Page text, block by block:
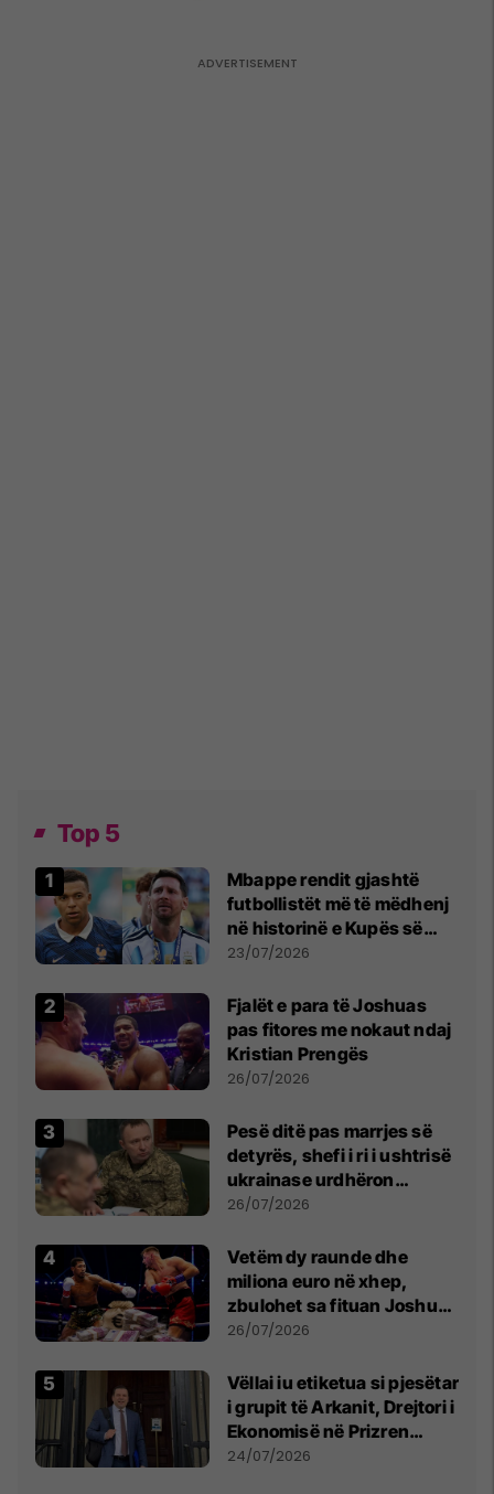
Top 5
Mbappe rendit gjashtë
futbollistët më të mëdhenj
në historinë e Kupës së
Botës, Messi mbetet i dyti
23/07/2026
Fjalët e para të Joshuas
pas fitores me nokaut ndaj
Kristian Prengës
26/07/2026
Pesë ditë pas marrjes së
detyrës, shefi i ri i ushtrisë
ukrainase urdhëron
kontroll të madh
26/07/2026
Vetëm dy raunde dhe
miliona euro në xhep,
zbulohet sa fituan Joshua
e Prenga
26/07/2026
Vëllai iu etiketua si pjesëtar
i grupit të Arkanit, Drejtori i
Ekonomisë në Prizren
mohon pretendimet
24/07/2026